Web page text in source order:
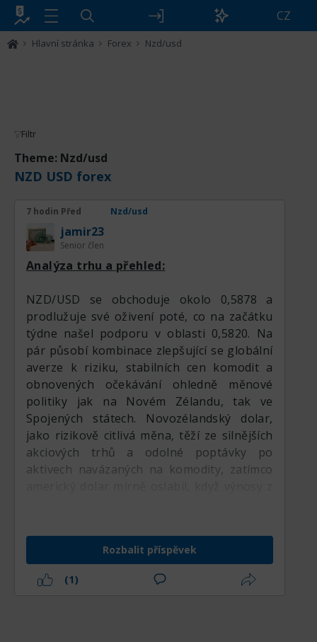
CZ
Hlavní stránka Forex Nzd/usd
Filtr
Theme: Nzd/usd
NZD USD forex
7 hodin Před Nzd/usd
jamir23
Senior člen
Analýza trhu a přehled:
NZD/USD se obchoduje okolo 0,5878 a
prodlužuje své oživení poté, co na začátku
týdne našel podporu v oblasti 0,5820. Na
pár působí kombinace zlepšující se globální
averze k riziku, stabilních cen komodit a
obnovených očekávání ohledně měnové
politiky jak na Novém Zélandu, tak ve
Spojených státech. Novozélandský dolar,
jako rizikově citlivá měna, těží ze silnějších
akciových trhů a odolné poptávky po
aktivech navázaných na komodity, zatímco
ohledně politiky Fedu, zpomalující globální
růst a geopolitické napětí však nadále brání
agresivnějším nákupům Kiwi. Pozice
investorů zůstávají vyvážené, obchodníci
Rozbalit příspěvek
(1)